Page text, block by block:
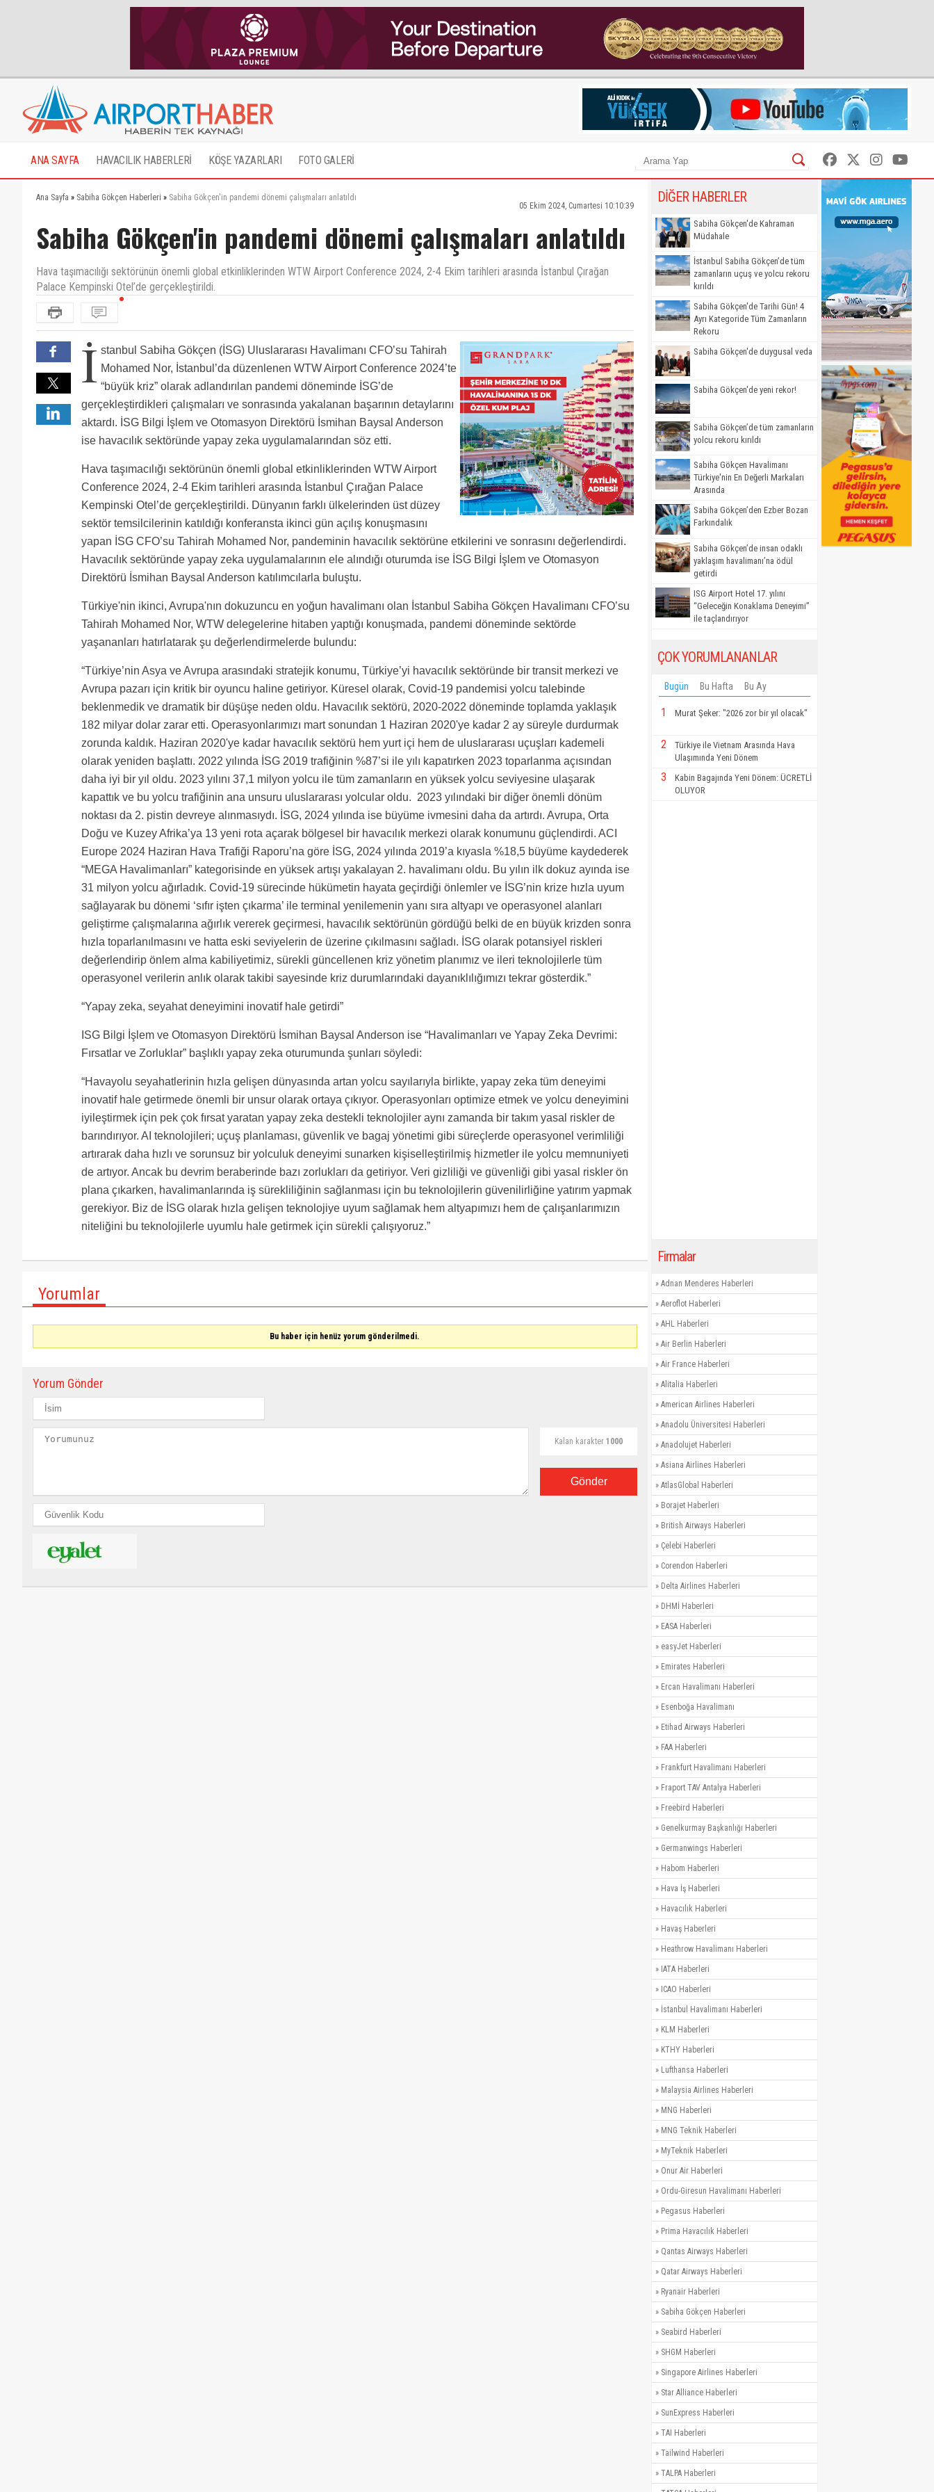
ANA SAYFA HAVACILIK HABERLERİ KÖŞE YAZARLARI FOTO GALERİ
Ana Sayfa » Sabiha Gökçen Haberleri » Sabiha Gökçen'in pandemi dönemi çalışmaları anlatıldı
05 Ekim 2024, Cumartesi 10:10:39
Sabiha Gökçen'in pandemi dönemi çalışmaları anlatıldı
Hava taşımacılığı sektörünün önemli global etkinliklerinden WTW Airport Conference 2024, 2-4 Ekim tarihleri arasında İstanbul Çırağan
Palace Kempinski Otel’de gerçekleştirildi.
İ stanbul Sabiha Gökçen (İSG) Uluslararası Havalimanı CFO’su Tahirah
Mohamed Nor, İstanbul’da düzenlenen WTW Airport Conference 2024’te
“büyük kriz” olarak adlandırılan pandemi döneminde İSG’de
gerçekleştirdikleri çalışmaları ve sonrasında yakalanan başarının detaylarını
aktardı. İSG Bilgi İşlem ve Otomasyon Direktörü İsmihan Baysal Anderson
ise havacılık sektöründe yapay zeka uygulamalarından söz etti.
Hava taşımacılığı sektörünün önemli global etkinliklerinden WTW Airport
Conference 2024, 2-4 Ekim tarihleri arasında İstanbul Çırağan Palace
Kempinski Otel’de gerçekleştirildi. Dünyanın farklı ülkelerinden üst düzey
sektör temsilcilerinin katıldığı konferansta ikinci gün açılış konuşmasını
yapan İSG CFO’su Tahirah Mohamed Nor, pandeminin havacılık sektörüne etkilerini ve sonrasını değerlendirdi.
Havacılık sektöründe yapay zeka uygulamalarının ele alındığı oturumda ise İSG Bilgi İşlem ve Otomasyon
Direktörü İsmihan Baysal Anderson katılımcılarla buluştu.
Türkiye'nin ikinci, Avrupa'nın dokuzuncu en yoğun havalimanı olan İstanbul Sabiha Gökçen Havalimanı CFO’su
Tahirah Mohamed Nor, WTW delegelerine hitaben yaptığı konuşmada, pandemi döneminde sektörde
yaşananları hatırlatarak şu değerlendirmelerde bulundu:
“Türkiye’nin Asya ve Avrupa arasındaki stratejik konumu, Türkiye’yi havacılık sektöründe bir transit merkezi ve
Avrupa pazarı için kritik bir oyuncu haline getiriyor. Küresel olarak, Covid-19 pandemisi yolcu talebinde
beklenmedik ve dramatik bir düşüşe neden oldu. Havacılık sektörü, 2020-2022 döneminde toplamda yaklaşık
182 milyar dolar zarar etti. Operasyonlarımızı mart sonundan 1 Haziran 2020'ye kadar 2 ay süreyle durdurmak
zorunda kaldık. Haziran 2020'ye kadar havacılık sektörü hem yurt içi hem de uluslararası uçuşları kademeli
olarak yeniden başlattı. 2022 yılında İSG 2019 trafiğinin %87’si ile yılı kapatırken 2023 toparlanma açısından
daha iyi bir yıl oldu. 2023 yılını 37,1 milyon yolcu ile tüm zamanların en yüksek yolcu seviyesine ulaşarak
kapattık ve bu yolcu trafiğinin ana unsuru uluslararası yolcular oldu. 2023 yılındaki bir diğer önemli dönüm
noktası da 2. pistin devreye alınmasıydı. İSG, 2024 yılında ise büyüme ivmesini daha da artırdı. Avrupa, Orta
Doğu ve Kuzey Afrika’ya 13 yeni rota açarak bölgesel bir havacılık merkezi olarak konumunu güçlendirdi. ACI
Europe 2024 Haziran Hava Trafiği Raporu’na göre İSG, 2024 yılında 2019’a kıyasla %18,5 büyüme kaydederek
“MEGA Havalimanları” kategorisinde en yüksek artışı yakalayan 2. havalimanı oldu. Bu yılın ilk dokuz ayında ise
31 milyon yolcu ağırladık. Covid-19 sürecinde hükümetin hayata geçirdiği önlemler ve İSG’nin krize hızla uyum
sağlayarak bu dönemi ‘sıfır işten çıkarma’ ile terminal yenilemenin yanı sıra altyapı ve operasyonel alanları
geliştirme çalışmalarına ağırlık vererek geçirmesi, havacılık sektörünün gördüğü belki de en büyük krizden sonra
hızla toparlanılmasını ve hatta eski seviyelerin de üzerine çıkılmasını sağladı. İSG olarak potansiyel riskleri
değerlendirip önlem alma kabiliyetimiz, sürekli güncellenen kriz yönetim planımız ve ileri teknolojilerle tüm
operasyonel verilerin anlık olarak takibi sayesinde kriz durumlarındaki dayanıklılığımızı tekrar gösterdik.”
“Yapay zeka, seyahat deneyimini inovatif hale getirdi”
ISG Bilgi İşlem ve Otomasyon Direktörü İsmihan Baysal Anderson ise “Havalimanları ve Yapay Zeka Devrimi:
Fırsatlar ve Zorluklar” başlıklı yapay zeka oturumunda şunları söyledi:
“Havayolu seyahatlerinin hızla gelişen dünyasında artan yolcu sayılarıyla birlikte, yapay zeka tüm deneyimi
inovatif hale getirmede önemli bir unsur olarak ortaya çıkıyor. Operasyonları optimize etmek ve yolcu deneyimini
iyileştirmek için pek çok fırsat yaratan yapay zeka destekli teknolojiler aynı zamanda bir takım yasal riskler de
barındırıyor. AI teknolojileri; uçuş planlaması, güvenlik ve bagaj yönetimi gibi süreçlerde operasyonel verimliliği
artırarak daha hızlı ve sorunsuz bir yolculuk deneyimi sunarken kişiselleştirilmiş hizmetler ile yolcu memnuniyeti
de artıyor. Ancak bu devrim beraberinde bazı zorlukları da getiriyor. Veri gizliliği ve güvenliği gibi yasal riskler ön
plana çıkarken, havalimanlarında iş sürekliliğinin sağlanması için bu teknolojilerin güvenilirliğine yatırım yapmak
gerekiyor. Biz de İSG olarak hızla gelişen teknolojiye uyum sağlamak hem altyapımızı hem de çalışanlarımızın
niteliğini bu teknolojilerle uyumlu hale getirmek için sürekli çalışıyoruz.”
Yorumlar
Bu haber için henüz yorum gönderilmedi.
Yorum Gönder
Kalan karakter 1000
Gönder
DİĞER HABERLER
Sabiha Gökçen'de Kahraman
Müdahale
İstanbul Sabiha Gökçen’de tüm
zamanların uçuş ve yolcu rekoru
kırıldı
Sabiha Gökçen'de Tarihi Gün! 4
Ayrı Kategoride Tüm Zamanların
Rekoru
Sabiha Gökçen'de duygusal veda
Sabiha Gökçen'de yeni rekor!
Sabiha Gökçen’de tüm zamanların
yolcu rekoru kırıldı
Sabiha Gökçen Havalimanı
Türkiye'nin En Değerli Markaları
Arasında
Sabiha Gökçen’den Ezber Bozan
Farkındalık
Sabiha Gökçen’de insan odaklı
yaklaşım havalimanı’na ödül
getirdi
ISG Airport Hotel 17. yılını
“Geleceğin Konaklama Deneyimi”
ile taçlandırıyor
ÇOK YORUMLANANLAR
Bugün Bu Hafta Bu Ay
1 Murat Şeker: "2026 zor bir yıl olacak"
2
Türkiye ile Vietnam Arasında Hava
Ulaşımında Yeni Dönem
3
Kabin Bagajında Yeni Dönem: ÜCRETLİ
OLUYOR
Firmalar
» Adnan Menderes Haberleri
» Aeroflot Haberleri
» AHL Haberleri
» Air Berlin Haberleri
» Air France Haberleri
» Alitalia Haberleri
» American Airlines Haberleri
» Anadolu Üniversitesi Haberleri
» Anadolujet Haberleri
» Asiana Airlines Haberleri
» AtlasGlobal Haberleri
» Borajet Haberleri
» British Airways Haberleri
» Çelebi Haberleri
» Corendon Haberleri
» Delta Airlines Haberleri
» DHMİ Haberleri
» EASA Haberleri
» easyJet Haberleri
» Emirates Haberleri
» Ercan Havalimanı Haberleri
» Esenboğa Havalimanı
» Etihad Airways Haberleri
» FAA Haberleri
» Frankfurt Havalimanı Haberleri
» Fraport TAV Antalya Haberleri
» Freebird Haberleri
» Genelkurmay Başkanlığı Haberleri
» Germanwings Haberleri
» Habom Haberleri
» Hava İş Haberleri
» Havacılık Haberleri
» Havaş Haberleri
» Heathrow Havalimanı Haberleri
» IATA Haberleri
» ICAO Haberleri
» İstanbul Havalimanı Haberleri
» KLM Haberleri
» KTHY Haberleri
» Lufthansa Haberleri
» Malaysia Airlines Haberleri
» MNG Haberleri
» MNG Teknik Haberleri
» MyTeknik Haberleri
» Onur Air Haberleri
» Ordu-Giresun Havalimanı Haberleri
» Pegasus Haberleri
» Prima Havacılık Haberleri
» Qantas Airways Haberleri
» Qatar Airways Haberleri
» Ryanair Haberleri
» Sabiha Gökçen Haberleri
» Seabird Haberleri
» SHGM Haberleri
» Singapore Airlines Haberleri
» Star Alliance Haberleri
» SunExpress Haberleri
» TAI Haberleri
» Tailwind Haberleri
» TALPA Haberleri